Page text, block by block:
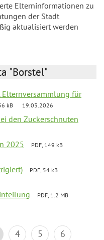
Elterninformationen zu
der Stadt
aktualisiert werden
"Borstel"
für
kB 19.03.2026
den Zuckerschnuten
2025
PDF, 149 kB
PDF, 54 kB
PDF, 1.2 MB
4 5
6